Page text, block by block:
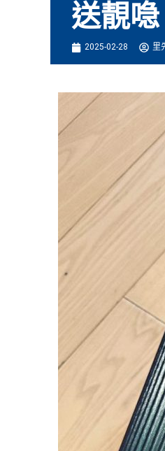
送靚
2025-02-28 里